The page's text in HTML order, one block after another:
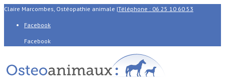
Claire Marcombes, Ostéopathie animale |Téléphone : 06 25 10 60 53
Facebook
Facebook